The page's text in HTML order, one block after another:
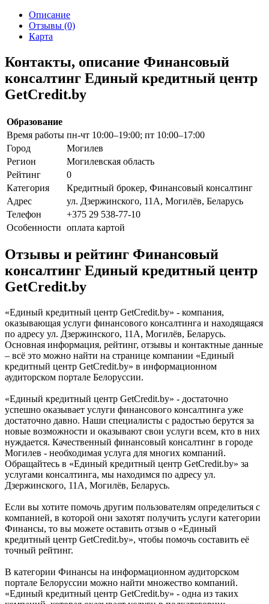
Описание
Отзывы (0)
Карта
Контакты, описание Финансовый
консалтинг Единый кредитный центр
GetCredit.by
Образование
Время работы пн-чт 10:00–19:00; пт 10:00–17:00
Город
Могилев
Регион
Могилевская область
Рейтинг
0
Категория
Кредитный брокер, Финансовый консалтинг
Адрес
ул. Дзержинского, 11А, Могилёв, Беларусь
Телефон
+375 29 538-77-10
Особенности оплата картой
Отзывы и рейтинг Финансовый
консалтинг Единый кредитный центр
GetCredit.by
«Единый кредитный центр GetCredit.by» - компания,
оказывающая услуги финансового консалтинга и находящаяся
по адресу ул. Дзержинского, 11А, Могилёв, Беларусь.
Основная информация, рейтинг, отзывы и контактные данные
– всё это можно найти на странице компании «Единый
кредитный центр GetCredit.by» в информационном
аудиторском портале Белоруссии.
«Единый кредитный центр GetCredit.by» - достаточно
успешно оказывает услуги финансового консалтинга уже
достаточно давно. Наши специалисты с радостью берутся за
новые возможности и оказывают свои услуги всем, кто в них
нуждается. Качественный финансовый консалтинг в городе
Могилев - необходимая услуга для многих компаний.
Обращайтесь в «Единый кредитный центр GetCredit.by» за
услугами консалтинга, мы находимся по адресу ул.
Дзержинского, 11А, Могилёв, Беларусь.
Если вы хотите помочь другим пользователям определиться с
компанией, в которой они захотят получить услуги категории
Финансы, то вы можете оставить отзыв о «Единый
кредитный центр GetCredit.by», чтобы помочь составить её
точный рейтинг.
В категории Финансы на информационном аудиторском
портале Белоруссии можно найти множество компаний.
«Единый кредитный центр GetCredit.by» - одна из таких